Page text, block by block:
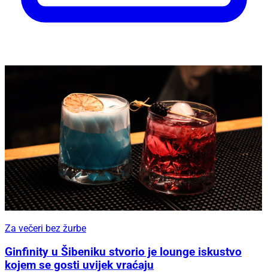
Za večeri bez žurbe
Ginfinity u Šibeniku stvorio je lounge iskustvo
kojem se gosti uvijek vraćaju